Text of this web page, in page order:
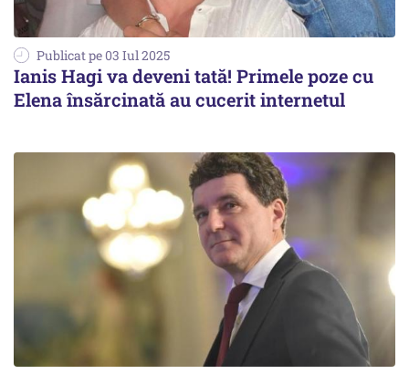
Publicat pe 03 Iul 2025
Ianis Hagi va deveni tată! Primele poze cu
Elena însărcinată au cucerit internetul